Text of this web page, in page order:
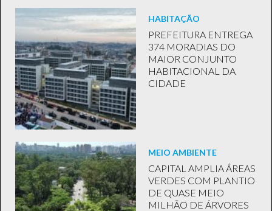
HABITAÇÃO
PREFEITURA ENTREGA
374 MORADIAS DO
MAIOR CONJUNTO
HABITACIONAL DA
CIDADE
MEIO AMBIENTE
CAPITAL AMPLIA ÁREAS
VERDES COM PLANTIO
DE QUASE MEIO
MILHÃO DE ÁRVORES